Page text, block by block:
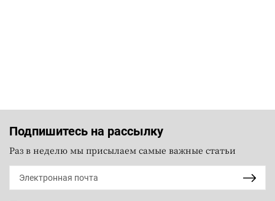
Подпишитесь на рассылку
Раз в неделю мы присылаем самые важные статьи